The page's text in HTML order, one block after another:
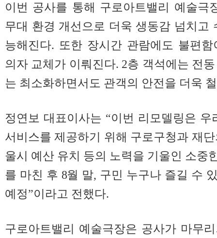
이번 공사를 통해 구로아트밸리 예술극
무대 환경 개선으로 더욱 생동감 넘치고
능해진다. 또한 장시간 관람에도 불편
의자 교체가 이뤄진다. 2층 객석에는 전
는 최소화하면서도 관객의 안전을 더욱
정연보 대표이사는 “이번 리모델링은
서비스를 제공하기 위해 구로구청과 재
울시 예산 유치 등의 노력을 기울인 소중
를 마친 후 8월 말, 구민 누구나 즐길 수
예정”이라고 전했다.
구로아트밸리 예술극장은 공사가 마무